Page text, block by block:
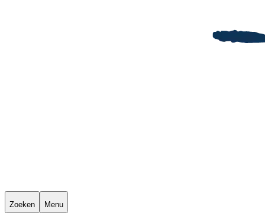
Zoeken Menu